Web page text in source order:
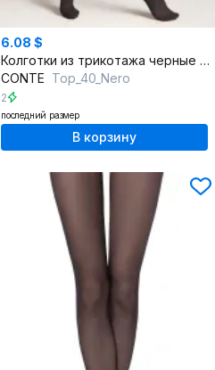
6.08 $
Колготки из трикотажа черные плотные низкая талия
CONTE Top_40_Nero
2
последний размер
В корзину